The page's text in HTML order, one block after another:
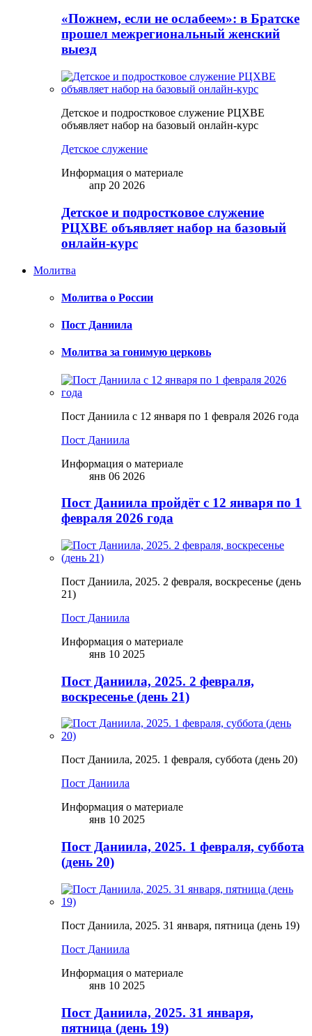
«Пожнем, если не ослабеем»: в Братске
прошел межрегиональный женский
выезд
Детское и подростковое служение РЦХВЕ
объявляет набор на базовый онлайн-курс
Детское служение
Информация о материале
апр 20 2026
Детское и подростковое служение
РЦХВЕ объявляет набор на базовый
онлайн-курс
Молитва
Молитва о России
Пост Даниила
Молитва за гонимую церковь
Пост Даниила с 12 января по 1 февраля 2026 года
Пост Даниила
Информация о материале
янв 06 2026
Пост Даниила пройдёт с 12 января по 1
февраля 2026 года
Пост Даниила, 2025. 2 февраля, воскресенье (день
21)
Пост Даниила
Информация о материале
янв 10 2025
Пост Даниила, 2025. 2 февраля,
воскресенье (день 21)
Пост Даниила, 2025. 1 февраля, суббота (день 20)
Пост Даниила
Информация о материале
янв 10 2025
Пост Даниила, 2025. 1 февраля, суббота
(день 20)
Пост Даниила, 2025. 31 января, пятница (день 19)
Пост Даниила
Информация о материале
янв 10 2025
Пост Даниила, 2025. 31 января,
пятница (день 19)